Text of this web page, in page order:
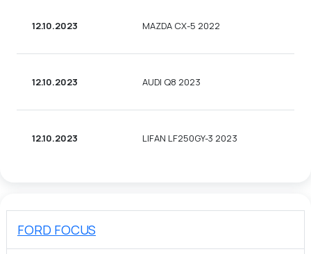
12.10.2023 MAZDA CX-5 2022
12.10.2023 AUDI Q8 2023
12.10.2023 LIFAN LF250GY-3 2023
FORD FOCUS